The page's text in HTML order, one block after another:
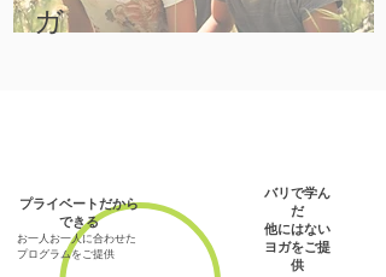
ガ
バリで学ん
だ
他にはない
ヨガをご提
供​
プライベートだから
できる
お一人お一人に合わせた
プログラムをご提供